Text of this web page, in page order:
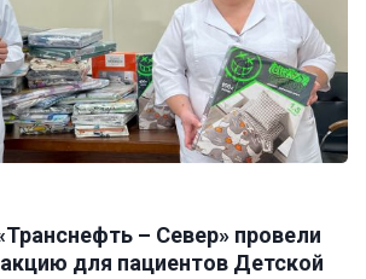
– Север» провели
для пациентов Детской